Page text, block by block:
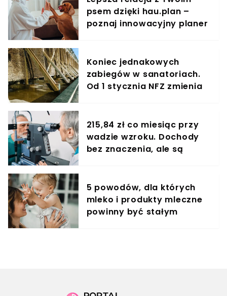
psem dzięki hau.plan –
poznaj innowacyjny planer
Koniec jednakowych
zabiegów w sanatoriach.
Od 1 stycznia NFZ zmienia
215,84 zł co miesiąc przy
wadzie wzroku. Dochody
bez znaczenia, ale są
5 powodów, dla których
mleko i produkty mleczne
powinny być stałym